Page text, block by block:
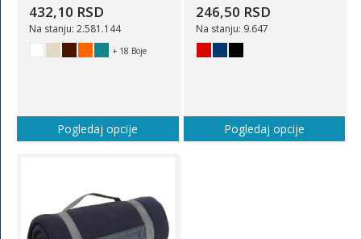
432,10 RSD
Na stanju: 2.581.144
+ 18 Boje
Pogledaj opcije
246,50 RSD
Na stanju: 9.647
Pogledaj opcije